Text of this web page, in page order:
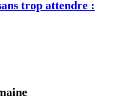
trop attendre :